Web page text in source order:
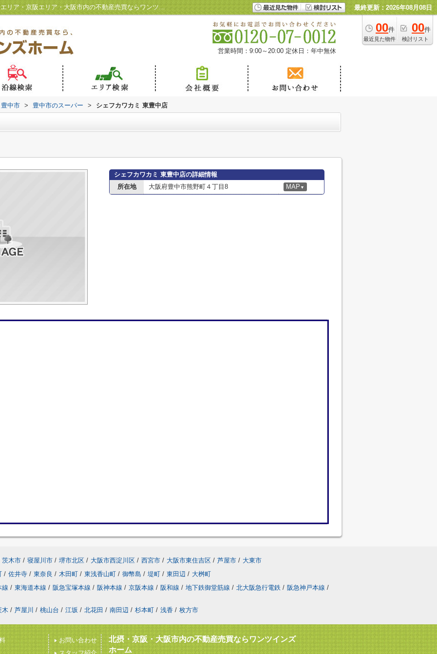
シェフカワカミ 東豊中店情報ページ｜北摂エリア・京阪エリア・大阪市内の不動産売買ならワンツインズホーム 最終更新：2026年08月08日
00件
最近見た物件
00件
検討リスト
営業時間：9:00～20:00 定休日：年中無休
豊中市 > 豊中市のスーパー > シェフカワカミ 東豊中店
シェフカワカミ 東豊中店の詳細情報
所在地
大阪府豊中市熊野町４丁目8 MAP ▼
茨木市 / 寝屋川市 / 堺市北区 / 大阪市西淀川区 / 西宮市 / 大阪市東住吉区 / 芦屋市 / 大東市
/ 佐井寺 / 東奈良 / 木田町 / 東浅香山町 / 御幣島 / 堤町 / 東田辺 / 大桝町
線 / 東海道本線 / 阪急宝塚本線 / 阪神本線 / 京阪本線 / 阪和線 / 地下鉄御堂筋線 / 北大阪急行電鉄 / 阪急神戸本線 /
木 / 芦屋川 / 桃山台 / 江坂 / 北花田 / 南田辺 / 杉本町 / 浅香 / 枚方市
お問い合わせ
北摂・京阪・大阪市内の不動産売買ならワンツインズ
ホーム